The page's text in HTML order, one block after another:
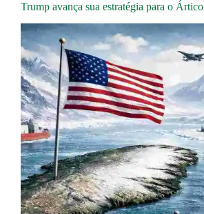
Trump avança sua estratégia para o Ártico